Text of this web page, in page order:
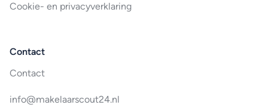
Cookie- en privacyverklaring
Contact
Contact
info@makelaarscout24.nl